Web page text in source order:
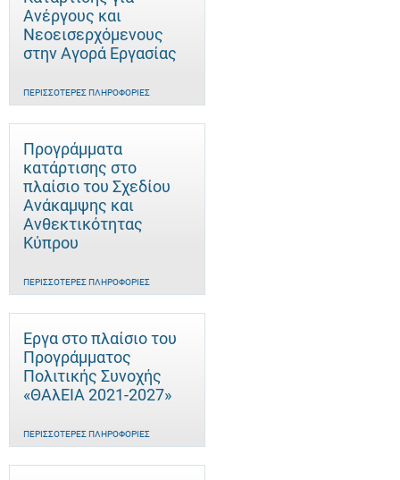
Ανέργους και
Νεοεισερχόμενους
στην Αγορά Εργασίας
ΠΕΡΙΣΣΌΤΕΡΕΣ ΠΛΗΡΟΦΟΡΊΕΣ
Προγράμματα
κατάρτισης στο
πλαίσιο του Σχεδίου
Ανάκαμψης και
Ανθεκτικότητας
Κύπρου
ΠΕΡΙΣΣΌΤΕΡΕΣ ΠΛΗΡΟΦΟΡΊΕΣ
Έργα στο πλαίσιο του
Προγράμματος
Πολιτικής Συνοχής
«ΘΑλΕΙΑ 2021-2027»
ΠΕΡΙΣΣΌΤΕΡΕΣ ΠΛΗΡΟΦΟΡΊΕΣ